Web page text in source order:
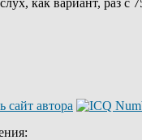
как вариант, раз
: